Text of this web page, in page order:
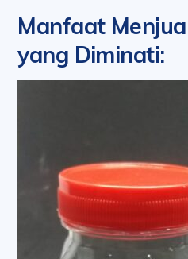
Manfaat
yang Diminati: